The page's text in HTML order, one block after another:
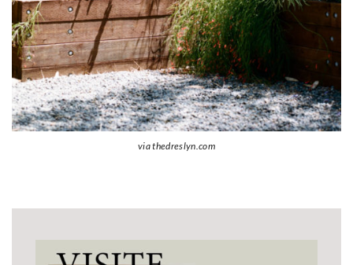
via thedreslyn.com